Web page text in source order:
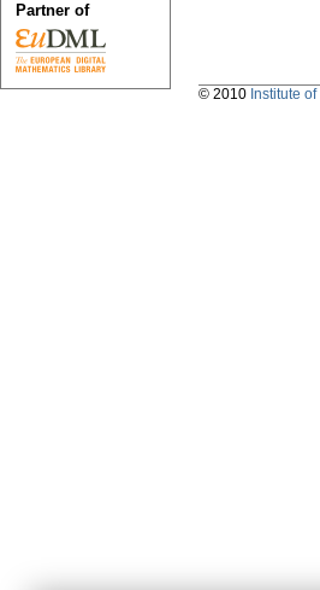
Partner of
© 2010 Institute